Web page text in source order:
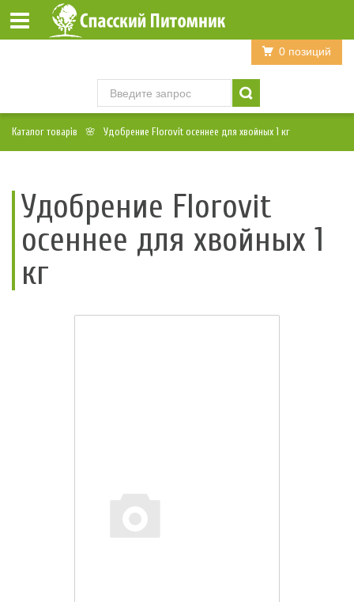
Войти Регистрация
0 позиций
Каталог товарів Удобрение Florovit осеннее для хвойных 1 кг
Удобрение Florovit
осеннее для хвойных 1
кг